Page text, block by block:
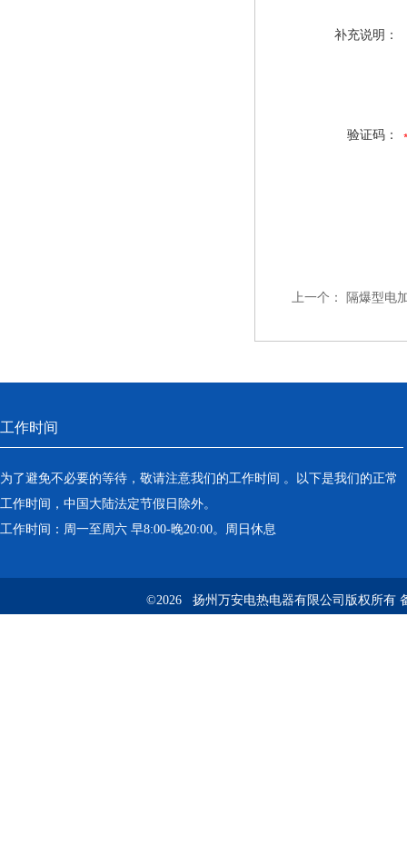
补充说明：
验证码：
上一个： 隔爆型电
工作时间
为了避免不必要的等待，敬请注意我们的工作时间 。以下是我们的正常
工作时间，中国大陆法定节假日除外。
工作时间：周一至周六 早8:00-晚20:00。周日休息
©2026 扬州万安电热电器有限公司版权所有